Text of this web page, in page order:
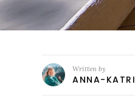
Written by
ANNA-KATRI